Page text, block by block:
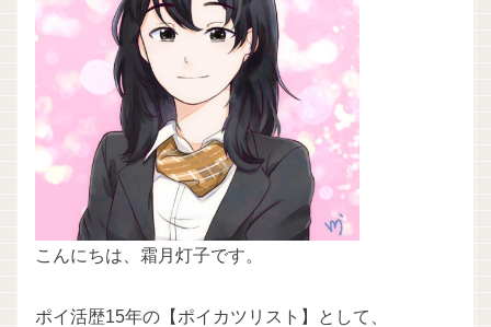
こんにちは、霜月灯子です。
ポイ活歴15年の【ポイカツリスト】として、